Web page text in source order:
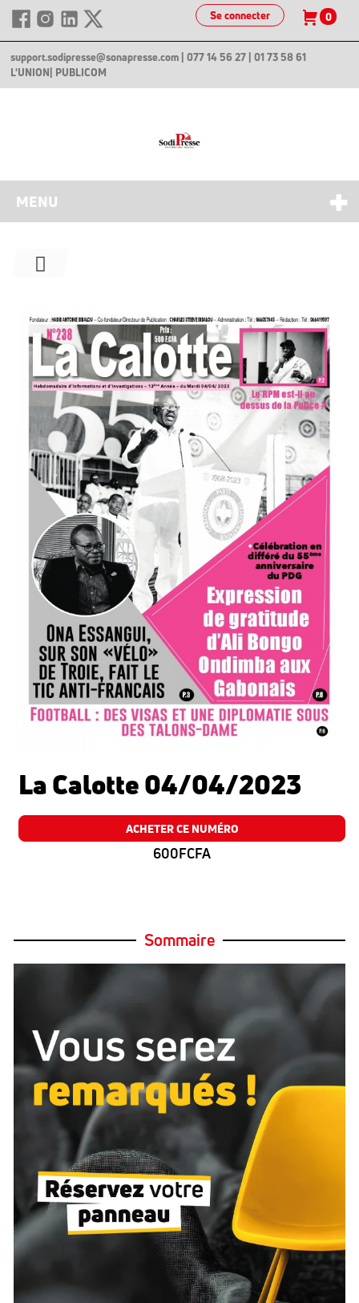
Se connecter 0
support.sodipresse@sonapresse.com | 077 14 56 27 | 01 73 58 61
L'UNION | PUBLICOM
MENU
La Calotte 04/04/2023
ACHETER CE NUMÉRO
600FCFA
Sommaire